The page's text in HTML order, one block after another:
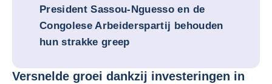
President Sassou-Nguesso en de
Congolese Arbeiderspartij behouden
hun strakke greep
Versnelde groei dankzij investeringen in